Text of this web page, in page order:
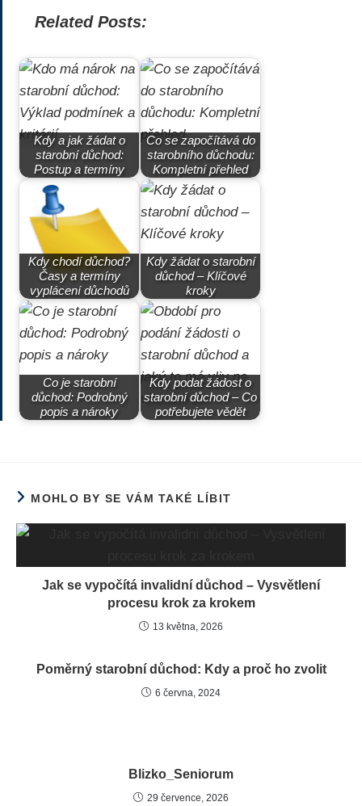
Related Posts:
Kdy a jak žádat o
starobní důchod:
Postup a termíny
Co se započítává do
starobního důchodu:
Kompletní přehled
Kdy chodí důchod?
Časy a termíny
vyplácení důchodů
Kdy žádat o starobní
důchod – Klíčové
kroky
Co je starobní
důchod: Podrobný
popis a nároky
Kdy podat žádost o
starobní důchod – Co
potřebujete vědět
MOHLO BY SE VÁM TAKÉ LÍBIT
Jak se vypočítá invalidní důchod – Vysvětlení
procesu krok za krokem
13 května, 2026
Poměrný starobní důchod: Kdy a proč ho zvolit
6 června, 2024
Blizko_Seniorum
29 července, 2026